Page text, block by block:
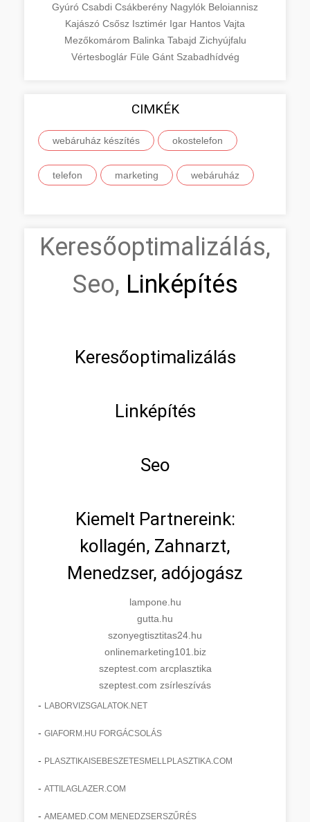
Gyúró Csabdi Csákberény Nagylók Beloiannisz
Kajászó Csősz Isztimér Igar Hantos Vajta
Mezőkomárom Balinka Tabajd Zichyújfalu
Vértesboglár Füle Gánt Szabadhídvég
CIMKÉK
webáruház készítés okostelefon
telefon marketing webáruház
Keresőoptimalizálás,
Seo, Linképítés
Keresőoptimalizálás
Linképítés
Seo
Kiemelt Partnereink:
kollagén, Zahnarzt,
Menedzser, adójogász
lampone.hu
gutta.hu
szonyegtisztitas24.hu
onlinemarketing101.biz
szeptest.com arcplasztika
szeptest.com zsírleszívás
- LABORVIZSGALATOK.NET
- GIAFORM.HU FORGÁCSOLÁS
- PLASZTIKAISEBESZETESMELLPLASZTIKA.COM
- ATTILAGLAZER.COM
- AMEAMED.COM MENEDZSERSZŰRÉS